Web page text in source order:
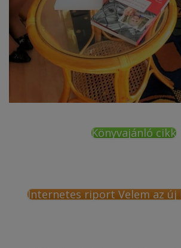
Könyvajánló cikk
Internetes riport Velem az új